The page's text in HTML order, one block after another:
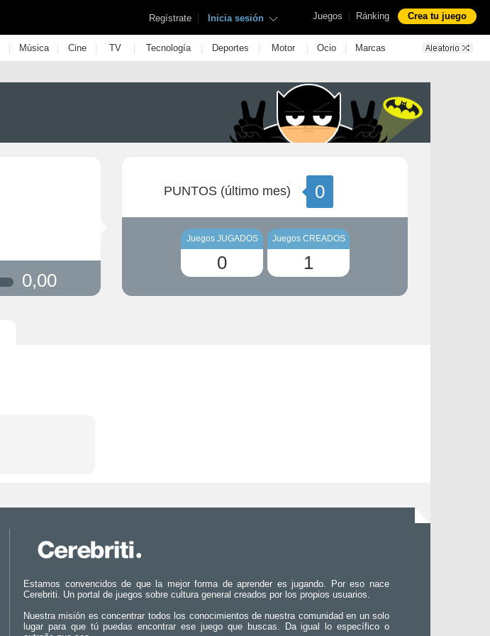
Juegos | Ránking Crea tu juego
Regístrate | Inicia sesión
| Música | Cine | TV | Tecnología | Deportes | Motor | Ocio | Marcas
0,00
PUNTOS (último mes) 0
Juegos JUGADOS
0
Juegos CREADOS
1
Estamos convencidos de que la mejor forma de aprender es jugando. Por eso nace
Cerebriti. Un portal de juegos sobre cultura general creados por los propios usuarios.
Nuestra misión es concentrar todos los conocimientos de nuestra comunidad en un solo
lugar para que tú puedas encontrar ese juego que buscas. Da igual lo específico o